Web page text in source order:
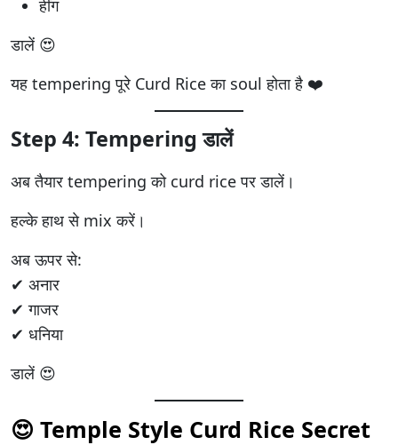
हींग
डालें 😍
यह tempering पूरे Curd Rice का soul होता है ❤️
Step 4: Tempering डालें
अब तैयार tempering को curd rice पर डालें।
हल्के हाथ से mix करें।
अब ऊपर से:
✔ अनार
✔ गाजर
✔ धनिया
डालें 😍
😍 Temple Style Curd Rice Secret